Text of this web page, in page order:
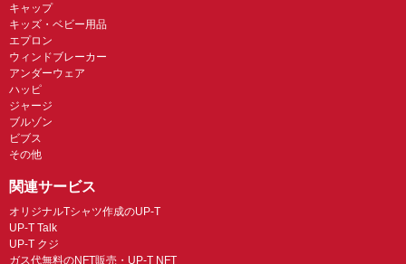
キャップ
キッズ・ベビー用品
エプロン
ウィンドブレーカー
アンダーウェア
ハッピ
ジャージ
ブルゾン
ビブス
その他
関連サービス
オリジナルTシャツ作成のUP-T
UP-T Talk
UP-T クジ
ガス代無料のNFT販売・UP-T NFT